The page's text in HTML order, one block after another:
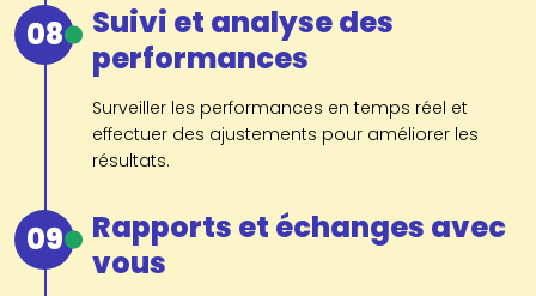
08
Suivi et analyse des
performances
Surveiller les performances en temps réel et
effectuer des ajustements pour améliorer les
résultats.
09
Rapports et échanges avec
vous